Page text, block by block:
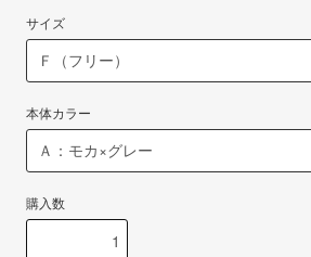
サイズ
本体カラー
購入数